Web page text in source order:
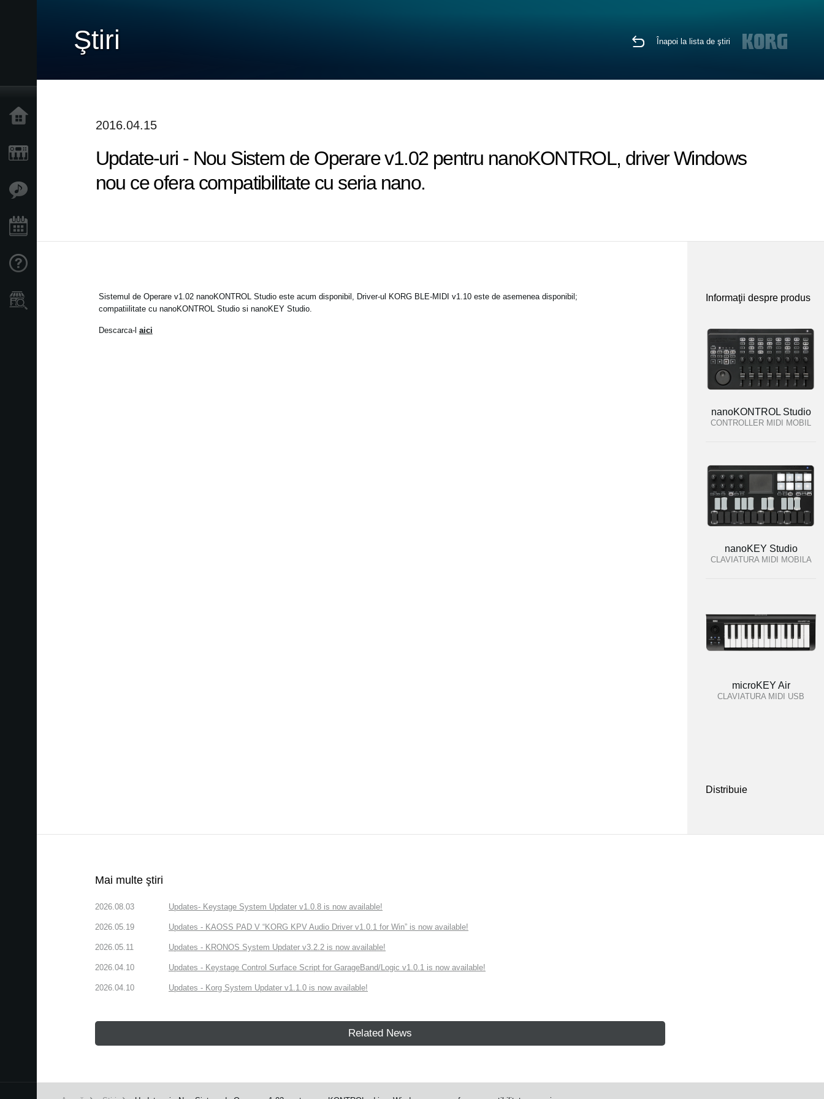
Găsește un Magazin
Ştiri Înapoi la lista de ştiri
2016.04.15
Update-uri - Nou Sistem de Operare v1.02 pentru nanoKONTROL, driver Windows
nou ce ofera compatibilitate cu seria nano.
Sistemul de Operare v1.02 nanoKONTROL Studio este acum disponibil, Driver-ul KORG BLE-MIDI v1.10 este de asemenea disponibil;
compatiilitate cu nanoKONTROL Studio si nanoKEY Studio.
Descarca-l aici
Informaţii despre produs
nanoKONTROL Studio
CONTROLLER MIDI MOBIL
nanoKEY Studio
CLAVIATURA MIDI MOBILA
microKEY Air
CLAVIATURA MIDI USB
Distribuie
Mai multe ştiri
2026.08.03 Updates- Keystage System Updater v1.0.8 is now available!
2026.05.19 Updates - KAOSS PAD V “KORG KPV Audio Driver v1.0.1 for Win” is now available!
2026.05.11 Updates - KRONOS System Updater v3.2.2 is now available!
2026.04.10 Updates - Keystage Control Surface Script for GarageBand/Logic v1.0.1 is now available!
2026.04.10 Updates - Korg System Updater v1.1.0 is now available!
Related News